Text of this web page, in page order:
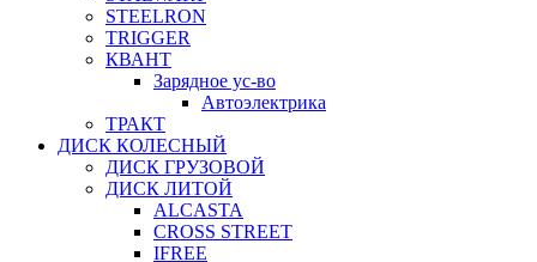
STEELRON
TRIGGER
КВАНТ
Зарядное ус-во
Автоэлектрика
ТРАКТ
ДИСК КОЛЕСНЫЙ
ДИСК ГРУЗОВОЙ
ДИСК ЛИТОЙ
ALCASTA
CROSS STREET
IFREE